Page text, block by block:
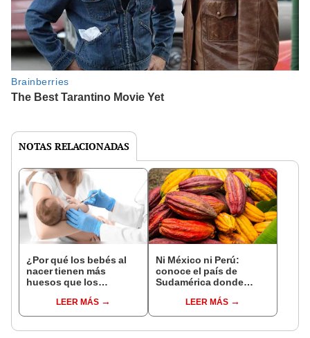
NOTAS RELACIONADAS
¿Por qué los bebés al
nacer tienen más
huesos que los
LEER MÁS
Ni México ni Perú:
conoce el país de
Sudamérica donde
estudioLEER MÁS